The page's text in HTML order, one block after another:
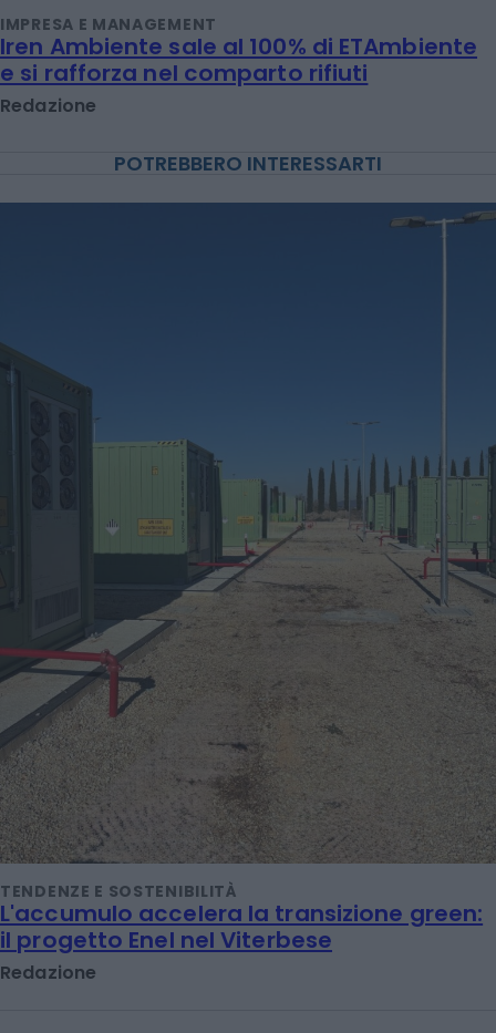
IMPRESA E MANAGEMENT
Iren Ambiente sale al 100% di ETAmbiente
e si rafforza nel comparto rifiuti
Redazione
POTREBBERO INTERESSARTI
TENDENZE E SOSTENIBILITÀ
L'accumulo accelera la transizione green:
il progetto Enel nel Viterbese
Redazione